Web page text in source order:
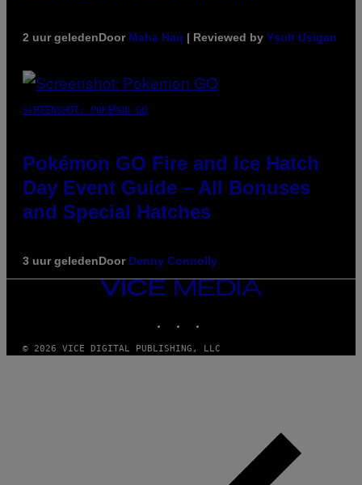
2 uur geledenDoor Maha Haq | Reviewed by Ysolt Usigan
SCREENSHOT: POKEMON GO
Pokémon GO Fire and Ice Hatch
Day Event Guide – All Bonuses
and Special Hatches
3 uur geledenDoor Denny Connolly
VICE
MEDIA
© 2026 VICE DIGITAL PUBLISHING, LLC